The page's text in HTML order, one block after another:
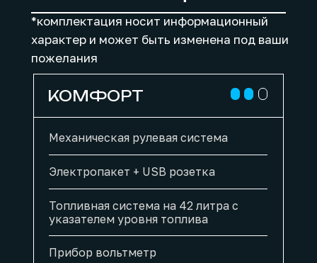
КОМФОРТ
Механическая рулевая система
Электропакет + USB розетка
Топливная система на 42 литра с
указателем уровня топлива
Прибор вольтметр
*комплектация носит информационный
характер и может быть изменена под ваши
пожелания